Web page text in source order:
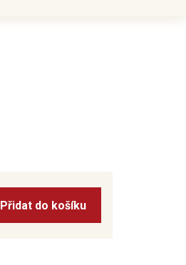
Přidat do košíku